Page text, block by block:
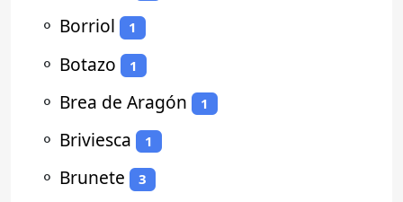
⚬ Borriol 1
⚬ Botazo 1
⚬ Brea de Aragón 1
⚬ Briviesca 1
⚬ Brunete 3